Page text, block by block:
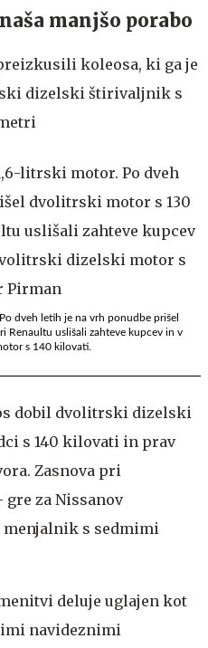
manjšo porabo
koleosa, ki ga je
dizelski štirivaljnik s
dveh letih je na vrh ponudbe prišel
Renaultu uslišali zahteve kupcev in v
s 140 kilovati.
dobil dvolitrski dizelski
s 140 kilovati in prav
Zasnova pri
za Nissanov
s sedmimi
deluje uglajen kot
navideznimi